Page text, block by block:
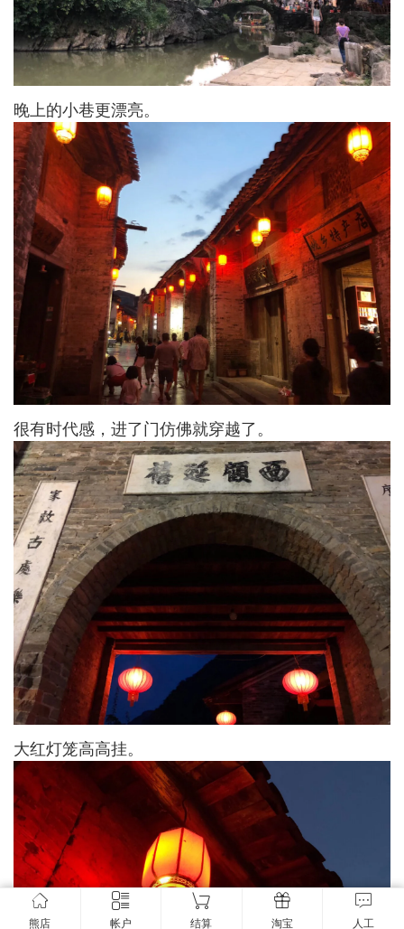
晚上的小巷更漂亮。
很有时代感，进了门仿佛就穿越了。
大红灯笼高高挂。
熊店 帐户 结算 淘宝 人工